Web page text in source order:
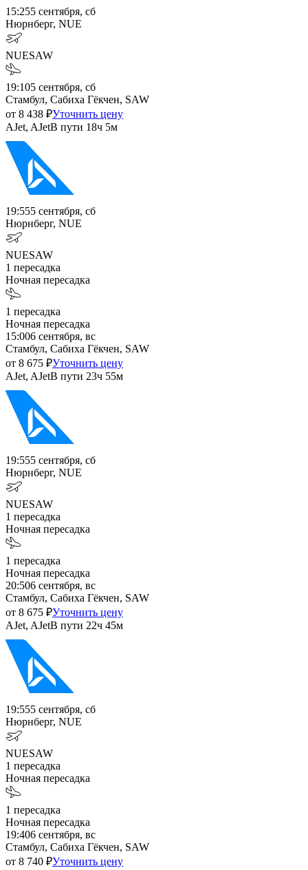
15:255 сентября, сб
Нюрнберг, NUE
NUESAW
19:105 сентября, сб
Стамбул, Сабиха Гёкчен, SAW
от 8 438 ₽Уточнить цену
AJet, AJetВ пути 18ч 5м
19:555 сентября, сб
Нюрнберг, NUE
NUESAW
1 пересадка
Ночная пересадка
1 пересадка
Ночная пересадка
15:006 сентября, вс
Стамбул, Сабиха Гёкчен, SAW
от 8 675 ₽Уточнить цену
AJet, AJetВ пути 23ч 55м
19:555 сентября, сб
Нюрнберг, NUE
NUESAW
1 пересадка
Ночная пересадка
1 пересадка
Ночная пересадка
20:506 сентября, вс
Стамбул, Сабиха Гёкчен, SAW
от 8 675 ₽Уточнить цену
AJet, AJetВ пути 22ч 45м
19:555 сентября, сб
Нюрнберг, NUE
NUESAW
1 пересадка
Ночная пересадка
1 пересадка
Ночная пересадка
19:406 сентября, вс
Стамбул, Сабиха Гёкчен, SAW
от 8 740 ₽Уточнить цену